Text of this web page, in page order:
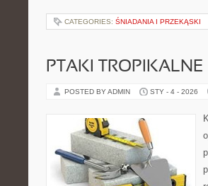
CATEGORIES: ŚNIADANIA I PRZEKĄSKI
PTAKI TROPIKALNE
POSTED BY ADMIN STY - 4 - 2026